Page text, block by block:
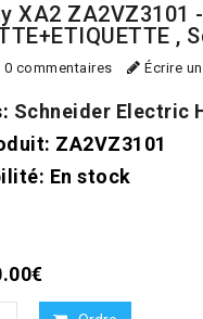
XA2 ZA2VZ3101 -
,
0 commentaires Écrire
Schneider Electric
ZA2VZ3101
En stock